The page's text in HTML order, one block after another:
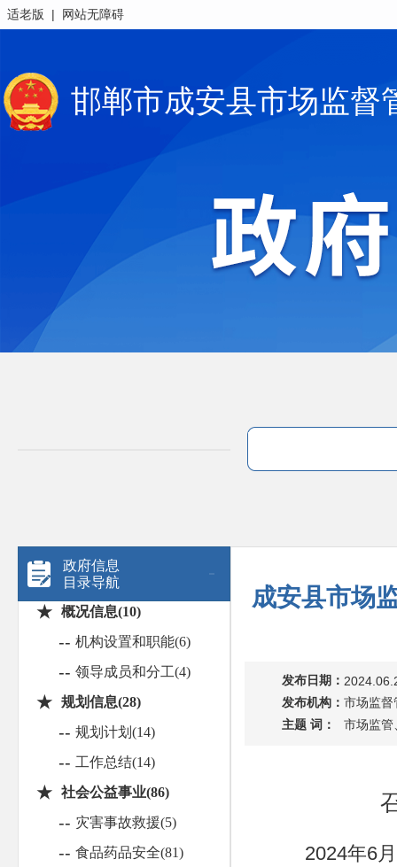
适老版 | 网站无障碍
邯郸市成安县市场监督
政府信息
目录导航
★ 概况信息(10)
-- 机构设置和职能(6)
-- 领导成员和分工(4)
★ 规划信息(28)
-- 规划计划(14)
-- 工作总结(14)
★ 社会公益事业(86)
-- 灾害事故救援(5)
-- 食品药品安全(81)
成安县市场
发布日期：
发布机构：市场监督
主题 词：
市场监
2024年6月